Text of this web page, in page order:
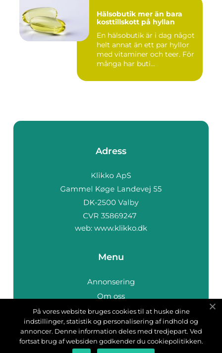
Hälsobutik mer än bara
kosttillskott på hyllan
En hälsobutik är i dag något
helt annat än ett par hyllor
med vitaminer och teer. För
många har buti...
Adress
web: www.klikko.dk
Menu
Annonsering
Om oss
Cookies
Kontakta oss
Sitemap
På vores website bruges cookies til at huske dine
indstillinger, statistik og personalisering af indhold og
annoncer. Denne information deles med tredjepart. Ved
fortsat brug af websiden godkender du cookiepolitikken.